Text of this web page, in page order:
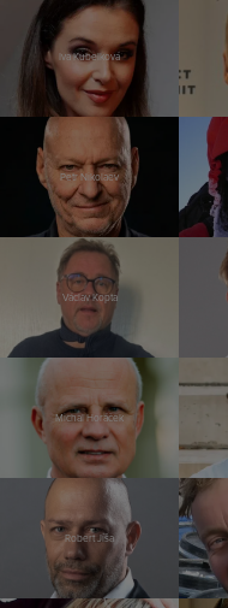
Iva Kubelková
Petr Nikolaev
Václav Kopta
Michal Horáček
Robert Jíša